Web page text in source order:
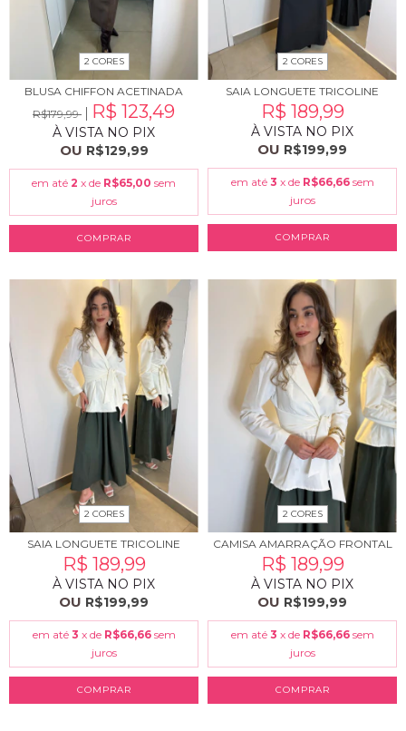
2 CORES
BLUSA CHIFFON ACETINADA
R$179,99
R$ 123,49
À VISTA NO PIX
OU R$129,99
em até 2 x de R$65,00 sem
juros
COMPRAR
2 CORES
SAIA LONGUETE TRICOLINE
R$ 189,99
À VISTA NO PIX
OU R$199,99
em até 3 x de R$66,66 sem
juros
COMPRAR
2 CORES
SAIA LONGUETE TRICOLINE
R$ 189,99
À VISTA NO PIX
OU R$199,99
em até 3 x de R$66,66 sem
juros
COMPRAR
2 CORES
CAMISA AMARRAÇÃO FRONTAL
R$ 189,99
À VISTA NO PIX
OU R$199,99
em até 3 x de R$66,66 sem
juros
COMPRAR